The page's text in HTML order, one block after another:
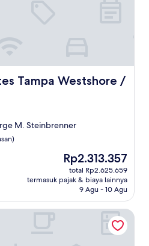
Tampa Westshore /
Westshore / Airport
M. Steinbrenner
Harga
sekarang
Rp2.313.357
Rp2.313.357
total Rp2.625.659
termasuk pajak & biaya lainnya
9 Agu - 10 Agu
Westshore